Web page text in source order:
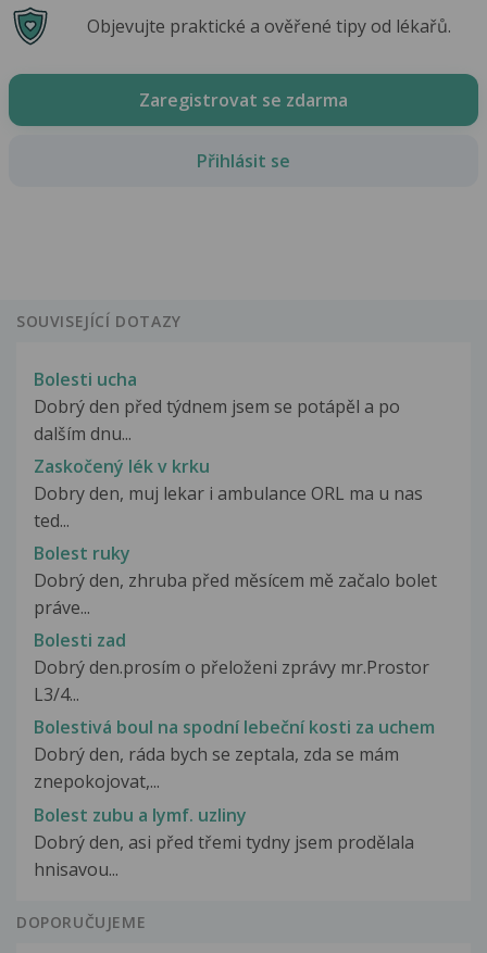
Objevujte praktické a ověřené tipy od lékařů.
Zaregistrovat se zdarma
Přihlásit se
SOUVISEJÍCÍ DOTAZY
Bolesti ucha
Dobrý den před týdnem jsem se potápěl a po
dalším dnu...
Zaskočený lék v krku
Dobry den, muj lekar i ambulance ORL ma u nas
ted...
Bolest ruky
Dobrý den, zhruba před měsícem mě začalo bolet
práve...
Bolesti zad
Dobrý den.prosím o přeloženi zprávy mr.Prostor
L3/4...
Bolestivá boul na spodní lebeční kosti za uchem
Dobrý den, ráda bych se zeptala, zda se mám
znepokojovat,...
Bolest zubu a lymf. uzliny
Dobrý den, asi před třemi tydny jsem prodělala
hnisavou...
DOPORUČUJEME